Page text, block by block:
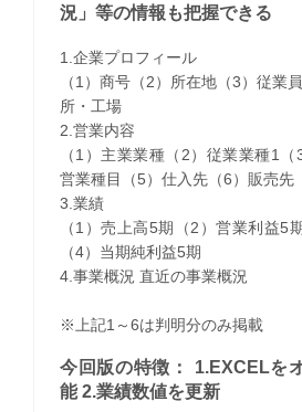
況」等の情報も把握できる
1.企業プロフィール
（1）商号（2）所在地（3）従業
所・工場
2.営業内容
（1）主業業種（2）従業業種1（
営業種目（5）仕入先（6）販売先
3.業績
（1）売上高5期（2）営業利益5
（4）当期純利益5期
4.事業概況 直近の事業概況
※上記1～6は判明分のみ掲載
今回版の特徴： 1.EXCELを
能 2.業績数値を更新